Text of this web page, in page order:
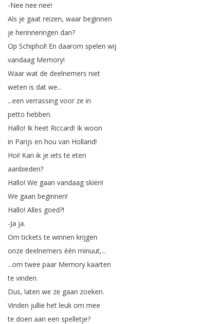
-Nee nee nee!
Als je gaat reizen, waar beginnen
je herinneringen dan?
Op Schiphol! En daarom spelen wij
vandaag Memory!
Waar wat de deelnemers niet
weten is dat we...
...een verrassing voor ze in
petto hebben.
Hallo! Ik heet Riccard! Ik woon
in Parijs en hou van Holland!
Hoi! Kan ik je iets te eten
aanbieden?
Hallo! We gaan vandaag skiën!
We gaan beginnen!
Hallo! Alles goed?!
-Ja ja.
Om tickets te winnen krijgen
onze deelnemers één minuut,...
...om twee paar Memory kaarten
te vinden.
Dus, laten we ze gaan zoeken.
Vinden jullie het leuk om mee
te doen aan een spelletje?